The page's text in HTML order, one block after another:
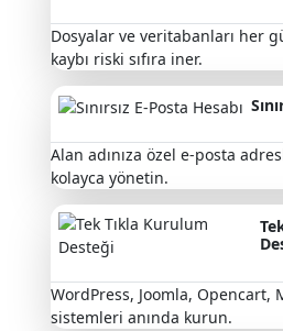
Dosyalar ve veritabanları her
kaybı riski sıfıra iner.
Alan adınıza özel e-posta
kolayca yönetin.
WordPress, Joomla, Opencart,
sistemleri anında kurun.